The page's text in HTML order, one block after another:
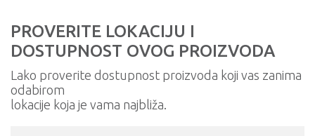
PROVERITE LOKACIJU I
DOSTUPNOST OVOG PROIZVODA
Lako proverite dostupnost proizvoda koji vas zanima
odabirom
lokacije koja je vama najbliža.